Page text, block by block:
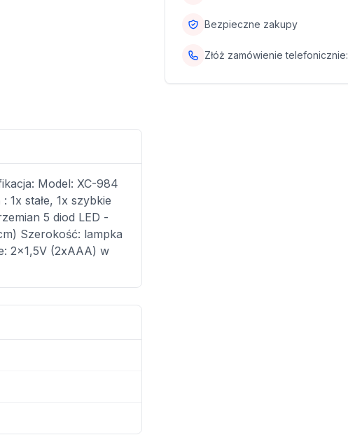
Bezpieczne zakupy
Złóż zamówienie telefonicznie:
Model: XC-984
stałe, 1x szybkie
5 diod LED -
Szerokość: lampka
2x1,5V (2xAAA) w